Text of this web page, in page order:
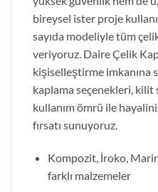
bireysel ister proje
sayıda modeliyle tüm
veriyoruz. Daire Çelik
kişiselleştirme imkanına
kaplama seçenekleri, kilit
kullanım ömrü ile
fırsatı sunuyoruz.
Kompozit, İroko,
farklı malzemeler